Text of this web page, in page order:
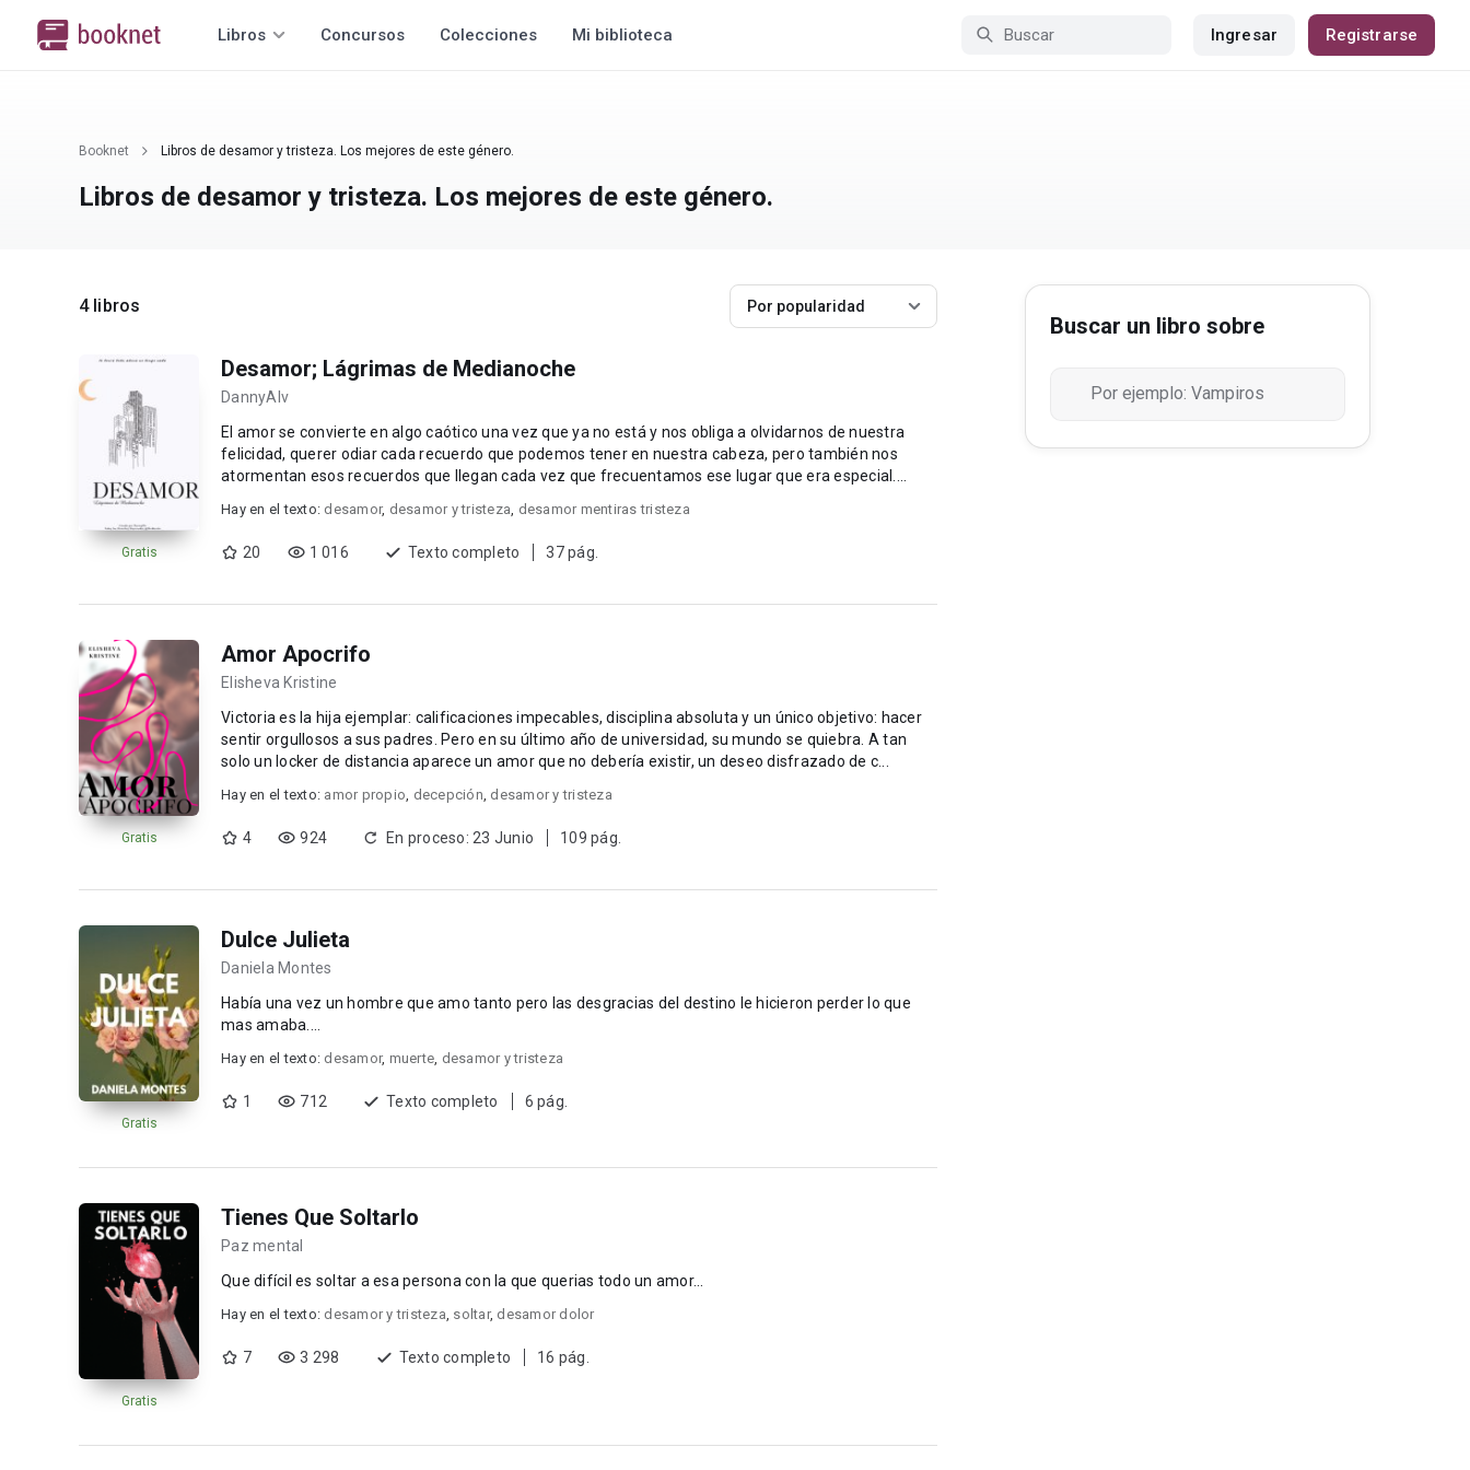
Libros Concursos Colecciones Mi biblioteca Ingresar Registrarse
Booknet Libros de desamor y tristeza. Los mejores de este género.
Libros de desamor y tristeza. Los mejores de este género.
4 libros Por popularidad
Gratis
Desamor; Lágrimas de Medianoche
DannyAlv
El amor se convierte en algo caótico una vez que ya no está y nos obliga a olvidarnos de nuestra
felicidad, querer odiar cada recuerdo que podemos tener en nuestra cabeza, pero también nos
atormentan esos recuerdos que llegan cada vez que frecuentamos ese lugar que era especial.
Hay en el texto: desamor, desamor y tristeza, desamor mentiras tristeza
20 1 016 Texto completo 37 pág.
Gratis
Amor Apocrifo
Elisheva Kristine
Victoria es la hija ejemplar: calificaciones impecables, disciplina absoluta y un único objetivo: hacer
sentir orgullosos a sus padres. Pero en su último año de universidad, su mundo se quiebra. A tan
solo un locker de distancia aparece un amor que no debería existir, un deseo disfrazado de c...
Hay en el texto: amor propio, decepción, desamor y tristeza
4 924 En proceso: 23 Junio 109 pág.
Gratis
Dulce Julieta
Daniela Montes
Había una vez un hombre que amo tanto pero las desgracias del destino le hicieron perder lo que
mas amaba....
Hay en el texto: desamor, muerte, desamor y tristeza
1 712 Texto completo 6 pág.
Gratis
Tienes Que Soltarlo
Paz mental
Que difícil es soltar a esa persona con la que querias todo un amor...
Hay en el texto: desamor y tristeza, soltar, desamor dolor
7 3 298 Texto completo 16 pág.
Buscar un libro sobre